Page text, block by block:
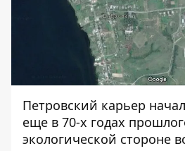
Петровский карьер
еще в 70-х годах
экологической стороне